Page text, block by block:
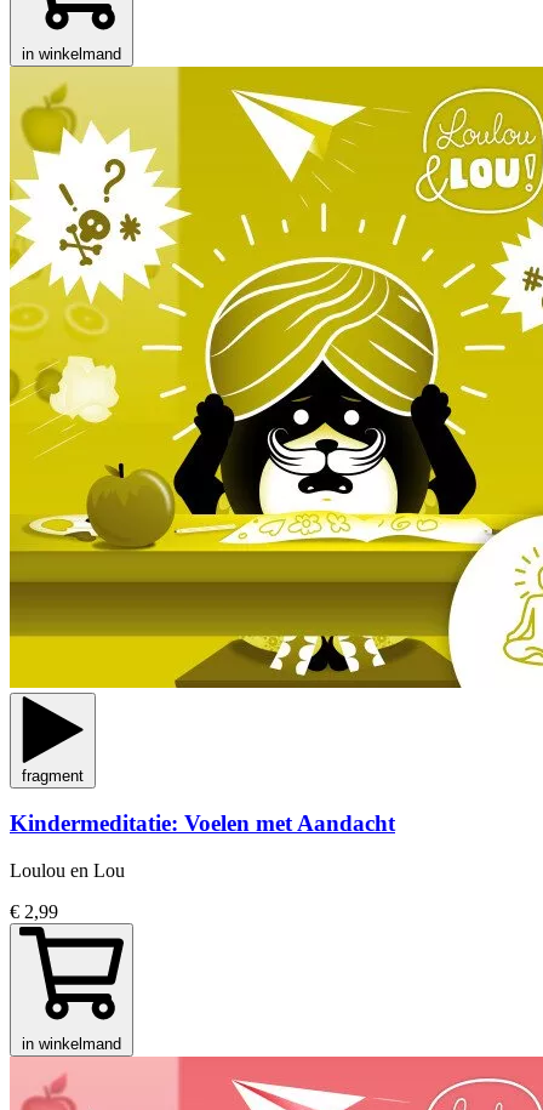
in winkelmand
fragment
Kindermeditatie: Voelen met Aandacht
Loulou en Lou
€ 2,99
in winkelmand